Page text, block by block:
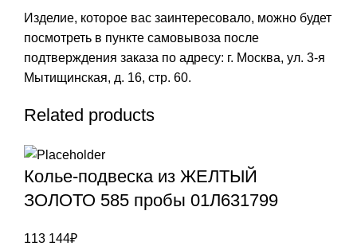
Изделие, которое вас заинтересовало, можно будет
посмотреть в пункте самовывоза после
подтверждения заказа по адресу: г. Москва, ул. 3-я
Мытищинская, д. 16, стр. 60.
Related products
Колье-подвеска из ЖЕЛТЫЙ
ЗОЛОТО 585 пробы 01Л631799
113 144₽